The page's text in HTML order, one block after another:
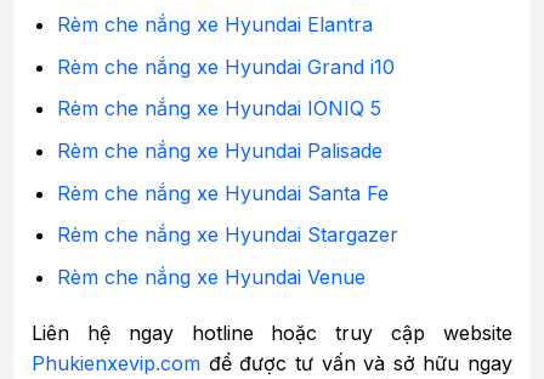
Rèm che nắng xe Hyundai Elantra
Rèm che nắng xe Hyundai Grand i10
Rèm che nắng xe Hyundai IONIQ 5
Rèm che nắng xe Hyundai Palisade
Rèm che nắng xe Hyundai Santa Fe
Rèm che nắng xe Hyundai Stargazer
Rèm che nắng xe Hyundai Venue
Liên hệ ngay hotline hoặc truy cập website
Phukienxevip.com để được tư vấn và sở hữu ngay